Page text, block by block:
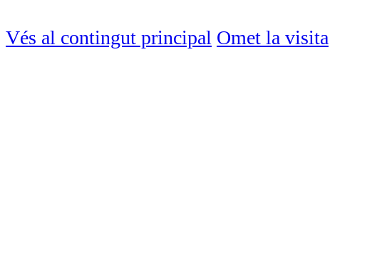
Vés al contingut principal Omet la visita